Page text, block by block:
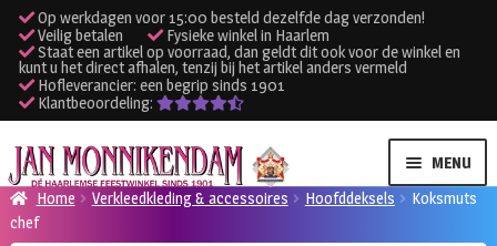
Op werkdagen voor 15:00 besteld dezelfde dag verzonden!
Veilig betalen
Fysieke winkel in Haarlem
Staat een artikel op voorraad, dan geldt dit ook voor de winkel en
kunt u het direct afhalen, tenzij bij het artikel anders vermeld
Hofleverancier: een begrip sinds 1901
Klantbeoordeling:
Ga
door
naar
navigatie
Ga
naar
de
inhoud
MENU
Home Verkleedkleding & accessoires Hoofddeksels
Koksmuts
chef